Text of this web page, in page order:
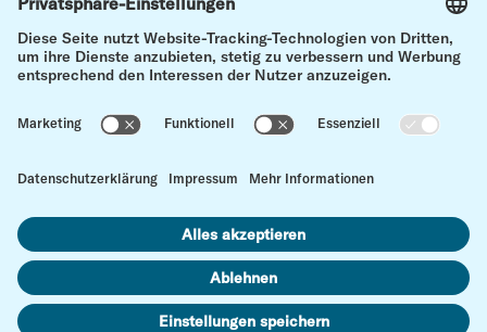
ImpressumDatenschutzKontaktCookie Einstellungen